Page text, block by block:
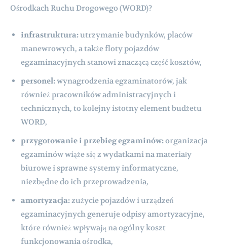
Ośrodkach Ruchu Drogowego (WORD)?
infrastruktura:utrzymanie budynków, placów
manewrowych, a także floty pojazdów
egzaminacyjnych stanowi znaczącą część kosztów,
personel:wynagrodzenia egzaminatorów, jak
również pracowników administracyjnych i
technicznych, to kolejny istotny element budżetu
WORD,
przygotowanie i przebieg egzaminów:organizacja
egzaminów wiąże się z wydatkami na materiały
biurowe i sprawne systemy informatyczne,
niezbędne do ich przeprowadzenia,
amortyzacja:zużycie pojazdów i urządzeń
egzaminacyjnych generuje odpisy amortyzacyjne,
które również wpływają na ogólny koszt
funkcjonowania ośrodka,